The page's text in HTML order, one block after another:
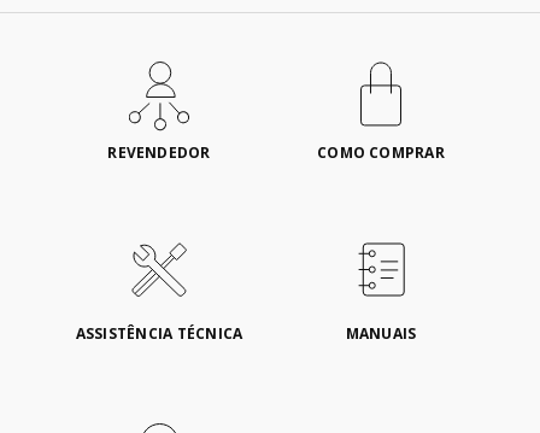
REVENDEDOR COMO COMPRAR
ASSISTÊNCIA TÉCNICA MANUAIS